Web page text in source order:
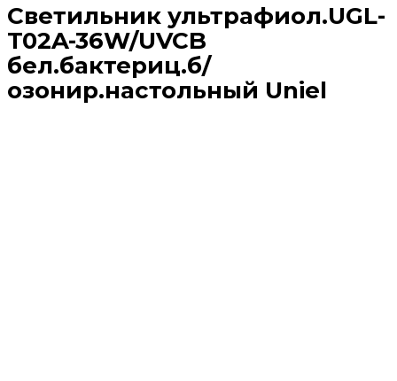
Светильник ультрафиол.UGL-
T02A-36W/UVCB
бел.бактериц.б/
озонир.настольный Uniel